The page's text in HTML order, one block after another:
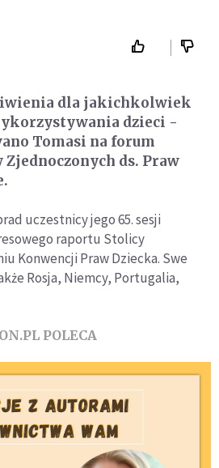
dla jakichkolwiek
dzieci -
Tomasi na forum
ds. Praw
uczestnicy jego 65. sesji
raportu Stolicy
Konwencji Praw Dziecka. Swe
Rosja, Niemcy, Portugalia,
POLECA